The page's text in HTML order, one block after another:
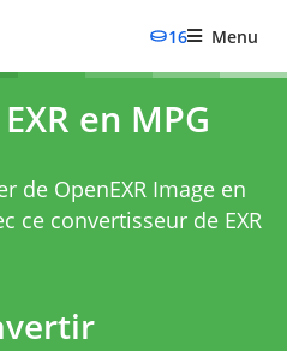
16 Menu
en MPG
de OpenEXR Image en
ce convertisseur de EXR